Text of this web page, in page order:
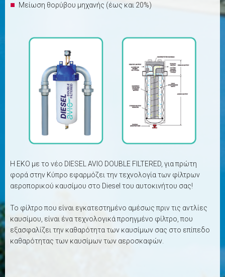
Μείωση θορύβου μηχανής (έως και 20%)
Η EKO με το νέο DIESEL AVIO DOUBLE FILTERED, για πρώτη
φορά στην Κύπρο εφαρμόζει την τεχνολογία των φίλτρων
αεροπορικού καυσίμου στο Diesel του αυτοκινήτου σας!
Το φίλτρο που είναι εγκατεστημένο αμέσως πριν τις αντλίες
καυσίμου, είναι ένα τεχνολογικά προηγμένο φίλτρο, που
εξασφαλίζει την καθαρότητα των καυσίμων σας στο επίπεδο
καθαρότητας των καυσίμων των αεροσκαφών.